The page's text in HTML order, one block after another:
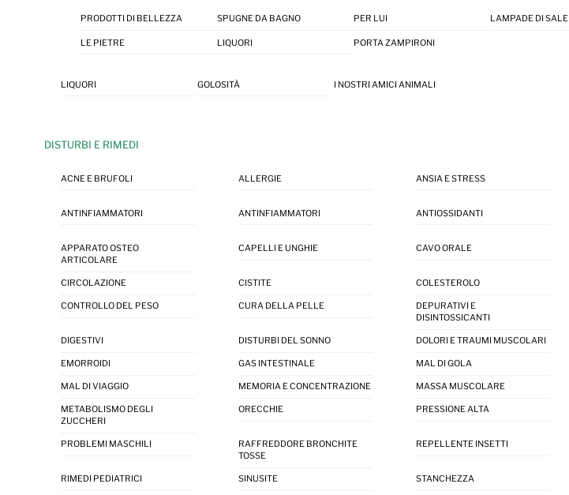
PRODOTTI DI BELLEZZA SPUGNE DA BAGNO PER LUI LAMPADE DI SALE
LE PIETRE LIQUORI PORTA ZAMPIRONI
LIQUORI GOLOSITÀ I NOSTRI AMICI ANIMALI
DISTURBI E RIMEDI
ACNE E BRUFOLI ALLERGIE ANSIA E STRESS
ANTINFIAMMATORI ANTINFIAMMATORI ANTIOSSIDANTI
APPARATO OSTEO
ARTICOLARE
CAPELLI E UNGHIE CAVO ORALE
CIRCOLAZIONE CISTITE COLESTEROLO
CONTROLLO DEL PESO CURA DELLA PELLE
DEPURATIVI E
DISINTOSSICANTI
DIGESTIVI DISTURBI DEL SONNO DOLORI E TRAUMI MUSCOLARI
EMORROIDI GAS INTESTINALE MAL DI GOLA
MAL DI VIAGGIO MEMORIA E CONCENTRAZIONE MASSA MUSCOLARE
METABOLISMO DEGLI
ZUCCHERI
ORECCHIE PRESSIONE ALTA
PROBLEMI MASCHILI
RAFFREDDORE BRONCHITE
TOSSE
REPELLENTE INSETTI
RIMEDI PEDIATRICI SINUSITE STANCHEZZA